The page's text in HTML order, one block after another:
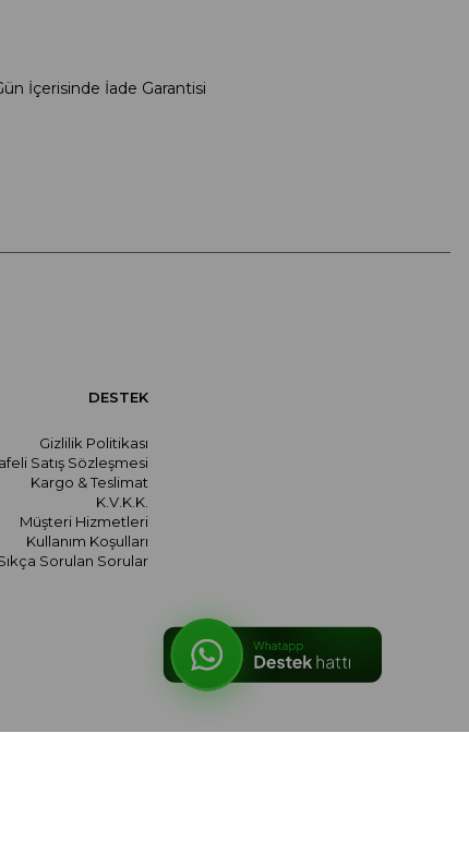
İçerisinde İade Garantisi
DESTEK
Gizlilik Politikası
Satış Sözleşmesi
Kargo & Teslimat
K.V.K.K.
Müşteri Hizmetleri
Kullanım Koşulları
Sorulan Sorular